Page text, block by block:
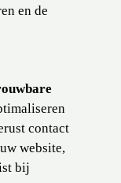
en de
contact
website,
bij